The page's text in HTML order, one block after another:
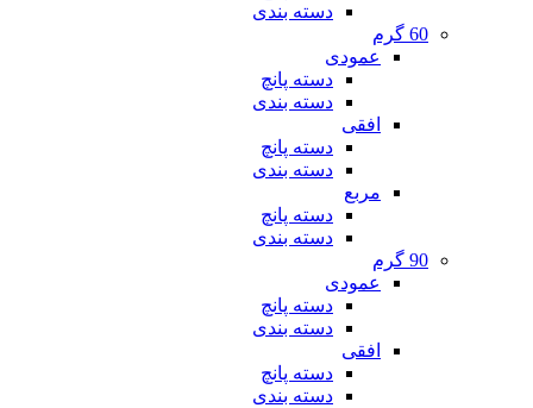
دسته بندی
60 گرم
عمودی
دسته پانچ
دسته بندی
افقی
دسته پانچ
دسته بندی
مربع
دسته پانچ
دسته بندی
90 گرم
عمودی
دسته پانچ
دسته بندی
افقی
دسته پانچ
دسته بندی